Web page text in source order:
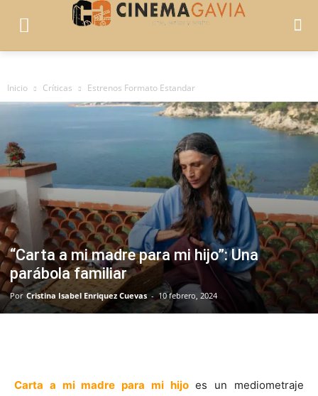
Inicio Críticas Estrenos Formato Estandar
“Carta a mi madre para mi hijo”: Una
parábola familiar
Por Cristina Isabel Enriquez Cuevas - 10 febrero, 2024
Carta a mi madre para mi hijoes un mediometraje